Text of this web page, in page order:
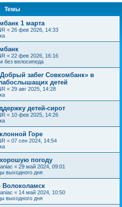
Темы
1 марта
« 26 фев 2026, 14:33
« 22 фев 2026, 16:16
без велосипеда
забег Совкомбанк» в
детей
« 29 авг 2025, 14:28
детей-сирот
« 10 фев 2025, 14:26
Горе
« 07 сен 2024, 14:54
погоду
« 29 май 2024, 09:01
выходного дня
Волоколамск
« 14 май 2024, 10:50
выходного дня